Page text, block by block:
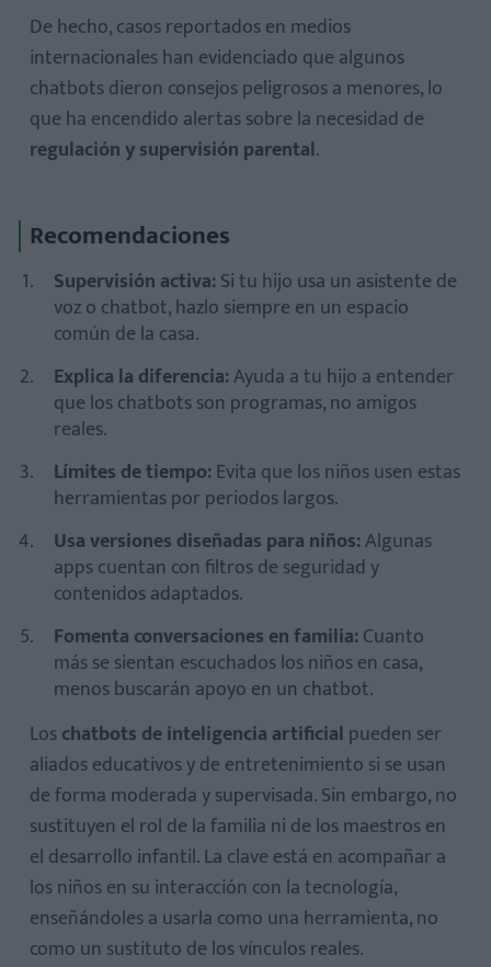
De hecho, casos reportados en medios
internacionales han evidenciado que algunos
chatbots dieron consejos peligrosos a menores, lo
que ha encendido alertas sobre la necesidad de
regulación y supervisión parental.
Recomendaciones
Supervisión activa:Si tu hijo usa un asistente de
voz o chatbot, hazlo siempre en un espacio
común de la casa.
Explica la diferencia:Ayuda a tu hijo a entender
que los chatbots son programas, no amigos
reales.
Límites de tiempo:Evita que los niños usen estas
herramientas por periodos largos.
Usa versiones diseñadas para niños:Algunas
apps cuentan con filtros de seguridad y
contenidos adaptados.
Fomenta conversaciones en familia:Cuanto
más se sientan escuchados los niños en casa,
menos buscarán apoyo en un chatbot.
Loschatbots de inteligencia artificial pueden ser
aliados educativos y de entretenimiento si se usan
de forma moderada y supervisada. Sin embargo, no
sustituyen el rol de la familia ni de los maestros en
el desarrollo infantil. La clave está en acompañar a
los niños en su interacción con la tecnología,
enseñándoles a usarla como una herramienta, no
como un sustituto de los vínculos reales.